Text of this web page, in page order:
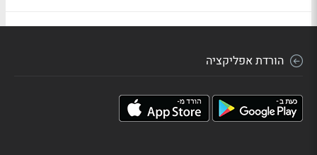
הורדת אפליקציה